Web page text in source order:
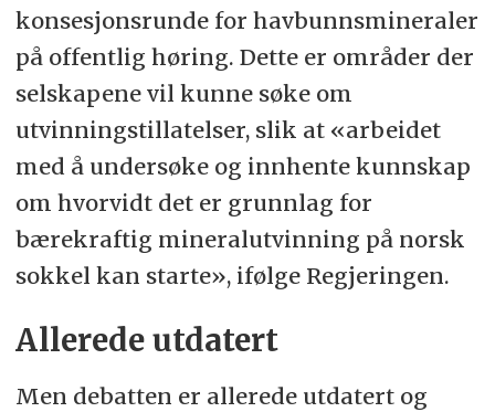
konsesjonsrunde for havbunnsmineraler
på offentlig høring. Dette er områder der
selskapene vil kunne søke om
utvinningstillatelser, slik at «arbeidet
med å undersøke og innhente kunnskap
om hvorvidt det er grunnlag for
bærekraftig mineralutvinning på norsk
sokkel kan starte», ifølge Regjeringen.
Allerede utdatert
Men debatten er allerede utdatert og